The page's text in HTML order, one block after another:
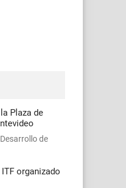
Plaza de
de
organizado